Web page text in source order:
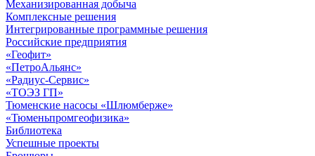
Механизированная добыча
Комплексные решения
Интегрированные программные решения
Российские предприятия
«Геофит»
«ПетроАльянс»
«Радиус-Сервис»
«ТОЭЗ ГП»
Тюменские насосы «Шлюмберже»
«Тюменьпромгеофизика»
Библиотека
Успешные проекты